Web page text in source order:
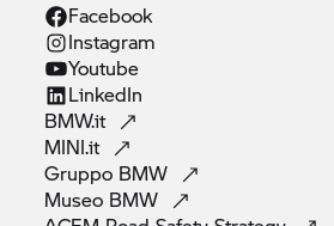
Facebook
Instagram
Youtube
LinkedIn
BMW.it
MINI.it
Gruppo BMW
Museo BMW